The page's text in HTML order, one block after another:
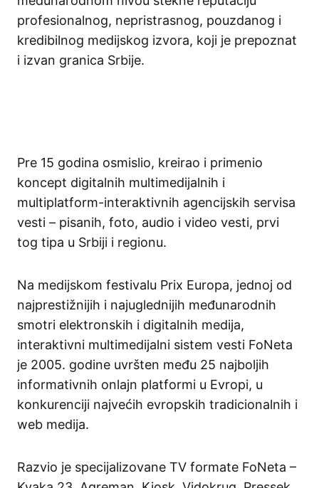
profesionalnog, nepristrasnog, pouzdanog i
kredibilnog medijskog izvora, koji je prepoznat
i izvan granica Srbije.
Pre 15 godina osmislio, kreirao i primenio
koncept digitalnih multimedijalnih i
multiplatform-interaktivnih agencijskih servisa
vesti – pisanih, foto, audio i video vesti, prvi
tog tipa u Srbiji i regionu.
Na medijskom festivalu Prix Europa, jednoj od
najprestižnijih i najuglednijih međunarodnih
smotri elektronskih i digitalnih medija,
interaktivni multimedijalni sistem vesti FoNeta
je 2005. godine uvršten među 25 najboljih
informativnih onlajn platformi u Evropi, u
konkurenciji najvećih evropskih tradicionalnih i
web medija.
Razvio je specijalizovane TV formate FoNeta –